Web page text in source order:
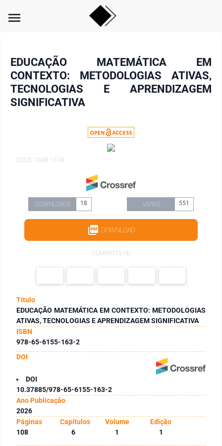
menu
EDUCAÇÃO MATEMÁTICA EM
CONTEXTO: METODOLOGIAS ATIVAS,
TECNOLOGIAS E APRENDIZAGEM
SIGNIFICATIVA
CODE: 1048-1578
DOWNLOADS 18 VIEWS 551
DOWNLOAD
COMPARTILHE
Título
EDUCAÇÃO MATEMÁTICA EM CONTEXTO: METODOLOGIAS
ATIVAS, TECNOLOGIAS E APRENDIZAGEM SIGNIFICATIVA
ISBN
978-65-6155-163-2
DOI
DOI
10.37885/978-65-6155-163-2
Ano Publicação
2026
Páginas
Capítulos Volume
Edição
108
6 1 1